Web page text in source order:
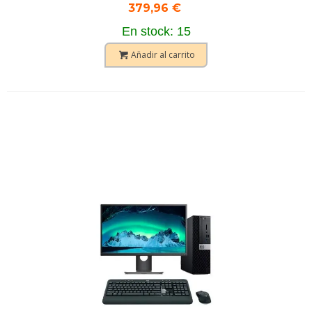
379,96 €
En stock: 15
Añadir al carrito